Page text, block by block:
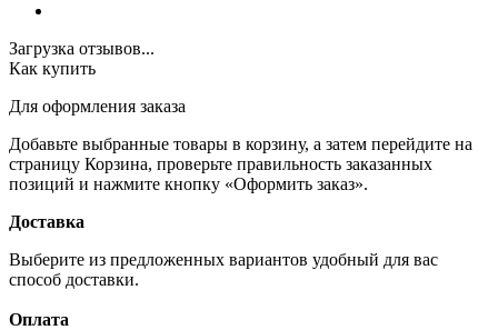
Загрузка отзывов...
Как купить
Для оформления заказа
Добавьте выбранные товары в корзину, а затем перейдите на
страницу Корзина, проверьте правильность заказанных
позиций и нажмите кнопку «Оформить заказ».
Доставка
Выберите из предложенных вариантов удобный для вас
способ доставки.
Оплата